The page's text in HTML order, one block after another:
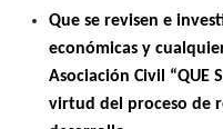
Que se revisen e
económicas y
Asociación Civil “QUE
virtud del proceso de